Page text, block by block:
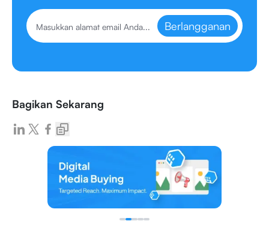
Berlangganan
Bagikan Sekarang